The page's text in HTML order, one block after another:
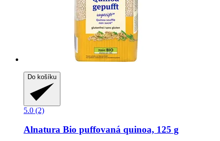
Do košíku
5.0 (2)
Alnatura Bio puffovaná quinoa, 125 g